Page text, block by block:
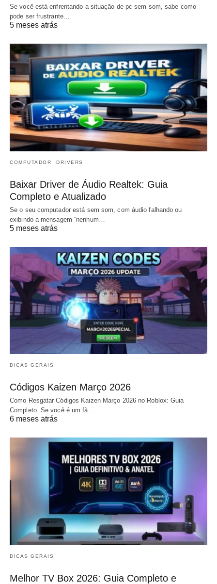
Se você está enfrentando a situação de pc sem som, sabe como
pode ser frustrante…
5 meses atrás
COMPUTADOR DRIVERS
Baixar Driver de Áudio Realtek: Guia
Completo e Atualizado
Se o seu computador está sem som, com áudio falhando ou
exibindo a mensagem “nenhum…
5 meses atrás
DICAS GERAIS
Códigos Kaizen Março 2026
Como Resgatar Códigos Kaizen Março 2026 no Roblox: Guia
Completo. Se você é um fã…
6 meses atrás
DICAS GERAIS
Melhor TV Box 2026: Guia Completo e